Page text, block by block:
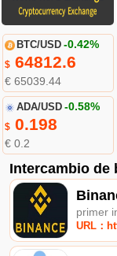
BTC/USD -0.42%
$64812.6
€ 65039.44
ADA/USD -0.58%
$0.198
€ 0.2
Intercambio de
primer
URL：